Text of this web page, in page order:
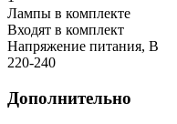
Лампы в комплекте
Входят в комплект
Напряжение питания, В
220-240
Дополнительно